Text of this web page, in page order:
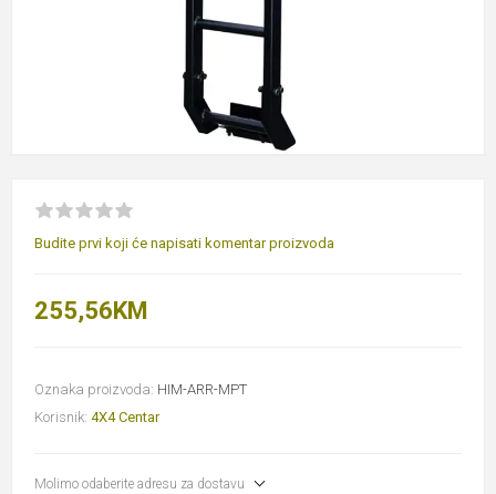
Budite prvi koji će napisati komentar proizvoda
255,56KM
Oznaka proizvoda: HIM-ARR-MPT
Korisnik: 4X4 Centar
Molimo odaberite adresu za dostavu